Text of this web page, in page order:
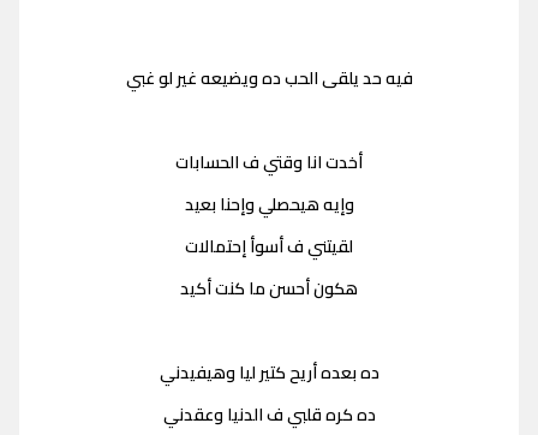
فيه حد يلقى الحب ده ويضيعه غير لو غبي
أخدت انا وقتي ف الحسابات
وإيه هيحصلي وإحنا بعيد
لقيتني ف أسوأ إحتمالات
هكون أحسن ما كنت أكيد
ده بعده أريح كتير ليا وهيفيدني
ده كره قلبي ف الدنيا وعقدني